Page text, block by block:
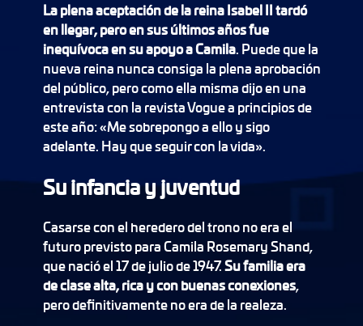
La plena aceptación de la reina Isabel II tardó
en llegar, pero en sus últimos años fue
inequívoca en su apoyo a Camila. Puede que la
nueva reina nunca consiga la plena aprobación
del público, pero como ella misma dijo en una
entrevista con la revista Vogue a principios de
este año: «Me sobrepongo a ello y sigo
adelante. Hay que seguir con la vida».
Su infancia y juventud
Casarse con el heredero del trono no era el
futuro previsto para Camila Rosemary Shand,
que nació el 17 de julio de 1947.Su familia era
de clase alta, rica y con buenas conexiones,
pero definitivamente no era de la realeza.